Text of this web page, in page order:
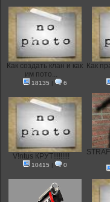
Как создать клан и как
им пото...
18135 | 6
Как
V!ntus КРУТ!!!!!!!!!
10415 | 0